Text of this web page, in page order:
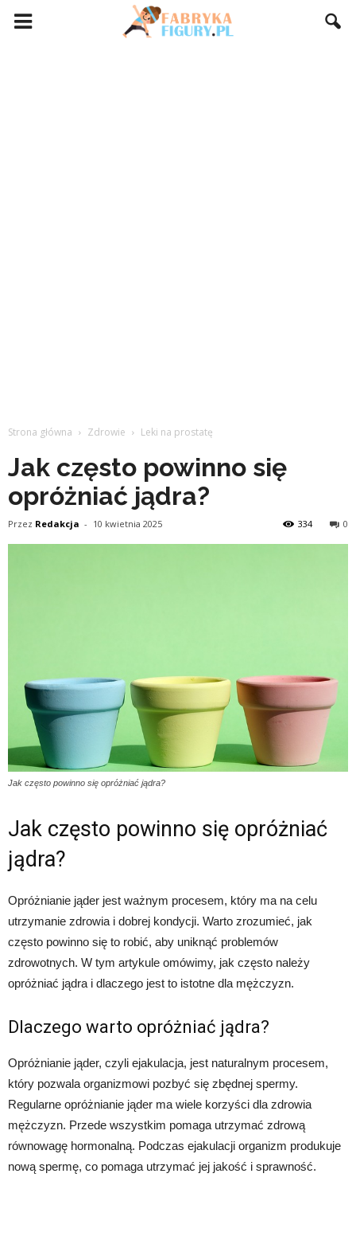
Strona główna Zdrowie Leki na prostatę
Jak często powinno się
opróżniać jądra?
Przez Redakcja - 10 kwietnia 2025 0
334
Jak często powinno się opróżniać jądra?
Jak często powinno się opróżniać
jądra?
Opróżnianie jąder jest ważnym procesem, który ma na celu
utrzymanie zdrowia i dobrej kondycji. Warto zrozumieć, jak
często powinno się to robić, aby uniknąć problemów
zdrowotnych. W tym artykule omówimy, jak często należy
opróżniać jądra i dlaczego jest to istotne dla mężczyzn.
Dlaczego warto opróżniać jądra?
Opróżnianie jąder, czyli ejakulacja, jest naturalnym procesem,
który pozwala organizmowi pozbyć się zbędnej spermy.
Regularne opróżnianie jąder ma wiele korzyści dla zdrowia
mężczyzn. Przede wszystkim pomaga utrzymać zdrową
równowagę hormonalną. Podczas ejakulacji organizm produkuje
nową spermę, co pomaga utrzymać jej jakość i sprawność.